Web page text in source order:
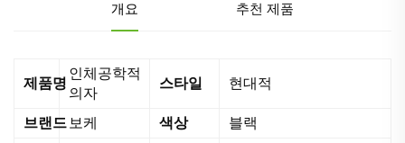
개요 추천 제품
제품명
인체공학적
의자
스타일 현대적
브랜드보케 색상 블랙